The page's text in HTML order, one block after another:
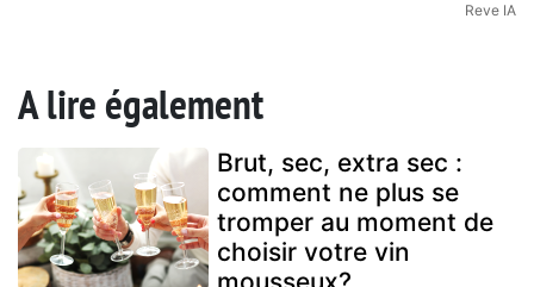
Reve IA
A lire également
Brut, sec, extra sec :
comment ne plus se
tromper au moment de
choisir votre vin